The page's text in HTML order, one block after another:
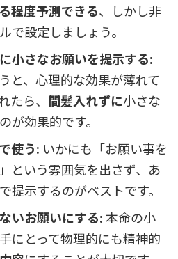
程度予測できる、しかし非
で設定しましょう。
小さなお願いを提示する:
と、心理的な効果が薄れて
たら、 間髪入れずに小さな
が効果的です。
使う: いかにも「お願い事を
という雰囲気を出さず、あ
で提示するのがベストです。
いお願いにする:本命の小
にとって物理的にも精神的